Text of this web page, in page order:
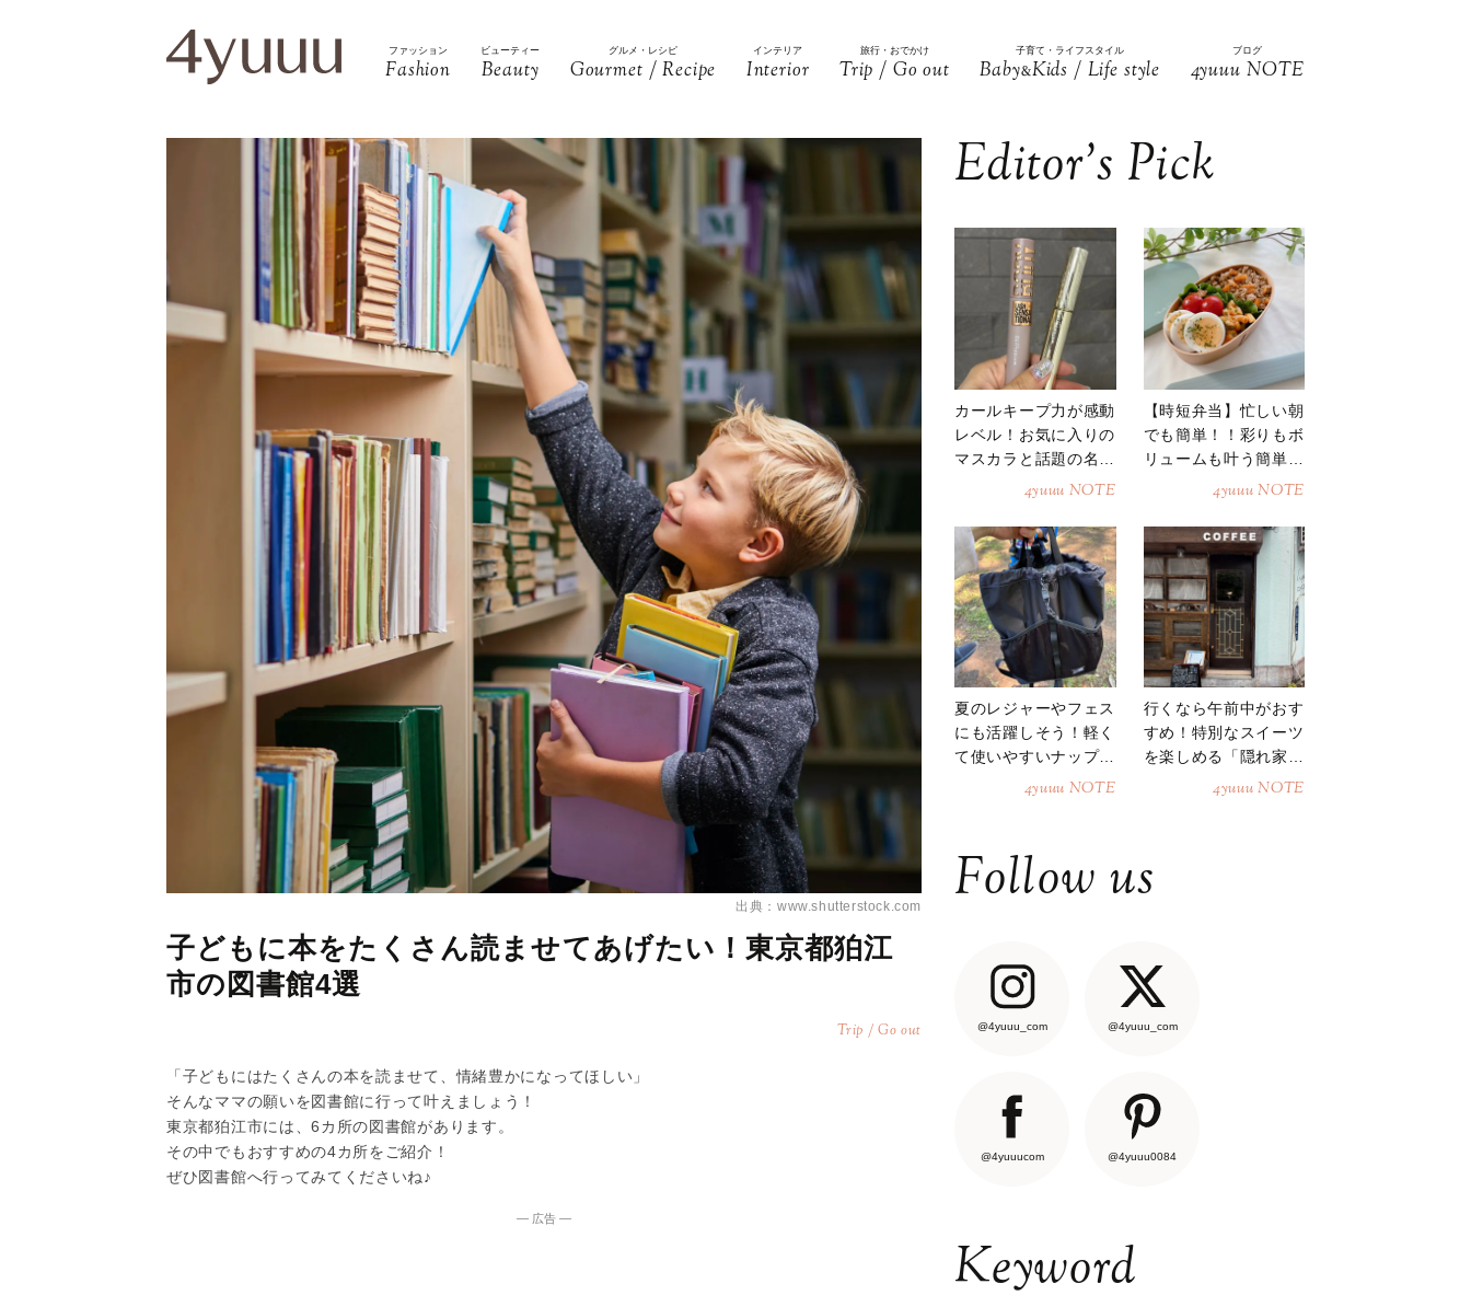
ファッション
Fashion
ビューティー
Beauty
グルメ・レシピ
Gourmet / Recipe
インテリア
Interior
旅行・おでかけ
Trip / Go out
子育て・ライフスタイル
Baby&Kids / Life style
ブログ
4yuuu NOTE
出典：www.shutterstock.com
子どもに本をたくさん読ませてあげたい！東京都狛江
市の図書館4選
Trip / Go out
「子どもにはたくさんの本を読ませて、情緒豊かになってほしい」
そんなママの願いを図書館に行って叶えましょう！
東京都狛江市には、6カ所の図書館があります。
その中でもおすすめの4カ所をご紹介！
ぜひ図書館へ行ってみてくださいね♪
― 広告 ―
Editor’s Pick
カールキープ力が感動
レベル！お気に入りの
マスカラと話題の名品
4yuuu NOTE
【時短弁当】忙しい朝
でも簡単！！彩りもボ
リュームも叶う簡単そ
4yuuu NOTE
夏のレジャーやフェス
にも活躍しそう！軽く
て使いやすいナップサ
4yuuu NOTE
行くなら午前中がおす
すめ！特別なスイーツ
を楽しめる「隠れ家カ
4yuuu NOTE
Follow us
@4yuuu_com @4yuuu_com
@4yuuucom @4yuuu0084
Keyword